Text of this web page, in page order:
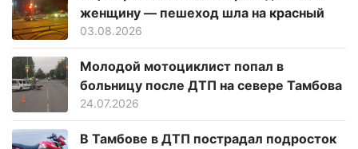
женщину — пешеход шла на красный
03.08.2026
Молодой мотоциклист попал в
больницу после ДТП на севере Тамбова
24.07.2026
В Тамбове в ДТП пострадал подросток